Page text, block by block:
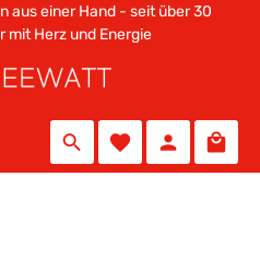
aus einer Hand - seit über 30
Herz und Energie